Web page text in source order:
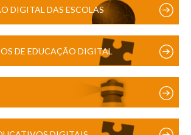
DIGITAL DAS ESCOLAS
DE EDUCAÇÃO DIGITAL